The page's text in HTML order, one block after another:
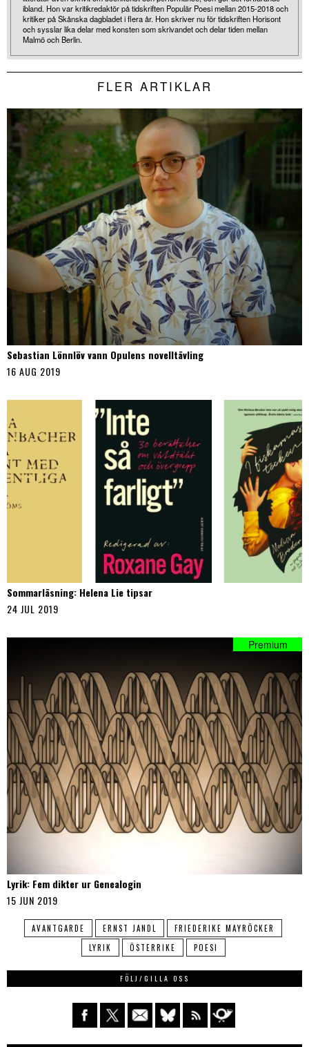
ibland. Hon var kritikredaktör på tidskriften Populär Poesi mellan 2015-2018 och
kritiker på Skånska dagbladet i flera år. Hon skriver nu för tidskriften Horisont
och sysslar lika delar med konsten som skrivandet och delar tiden mellan
Malmö och Berlin.
FLER ARTIKLAR
Sebastian Lönnlöv vann Opulens novelltävling
16 AUG 2019
Sommarläsning: Helena Lie tipsar
24 JUL 2019
Lyrik: Fem dikter ur Genealogin
15 JUN 2019
AVANTGARDE ERNST JANDL
FRIEDERIKE MAYRÖCKER
LYRIK
ÖSTERRIKE POESI
FÖLJ/GILLA OSS